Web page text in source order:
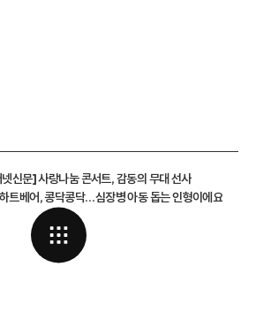
신문] 사랑나눔 콘서트, 감동의 무대 선사
트베어, 콩닥콩닥…심장병 아동 돕는 인형이에요